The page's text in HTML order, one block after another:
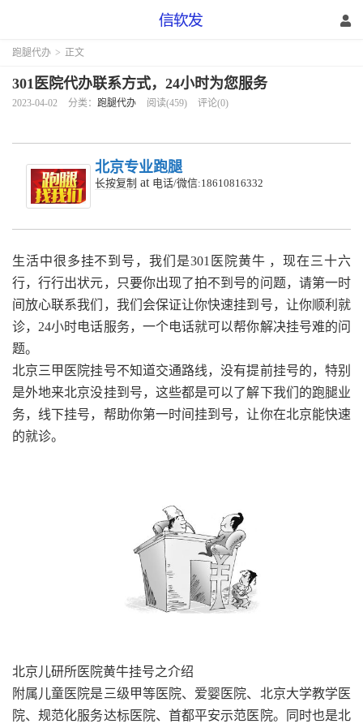
跑腿代办 > 正文
301医院代办联系方式，24小时为您服务
2023-04-02 分类： 跑腿代办 阅读(459) 评论(0)
北京专业跑腿
长按复制 at 电话/微信:18610816332
生活中很多挂不到号，我们是301医院黄牛 ，现在三十六
行，行行出状元，只要你出现了拍不到号的问题，请第一时
间放心联系我们，我们会保证让你快速挂到号，让你顺利就
诊，24小时电话服务，一个电话就可以帮你解决挂号难的问
题。
北京三甲医院挂号不知道交通路线，没有提前挂号的，特别
是外地来北京没挂到号，这些都是可以了解下我们的跑腿业
务，线下挂号，帮助你第一时间挂到号，让你在北京能快速
的就诊。
北京儿研所医院黄牛挂号之介绍
附属儿童医院是三级甲等医院、爱婴医院、北京大学教学医
院、规范化服务达标医院、首都平安示范医院。同时也是北